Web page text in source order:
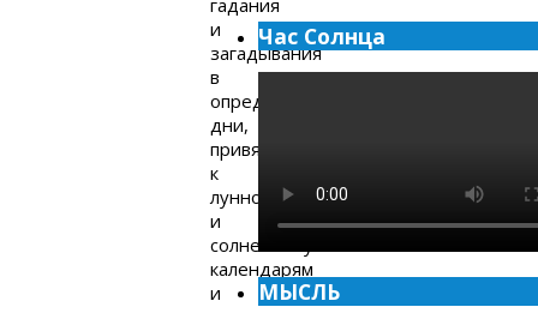
и
загадывания
в
определённые
дни,
привязка
к
лунному
и
солнечному
календарям
и
Час Солнца
МЫСЛЬ